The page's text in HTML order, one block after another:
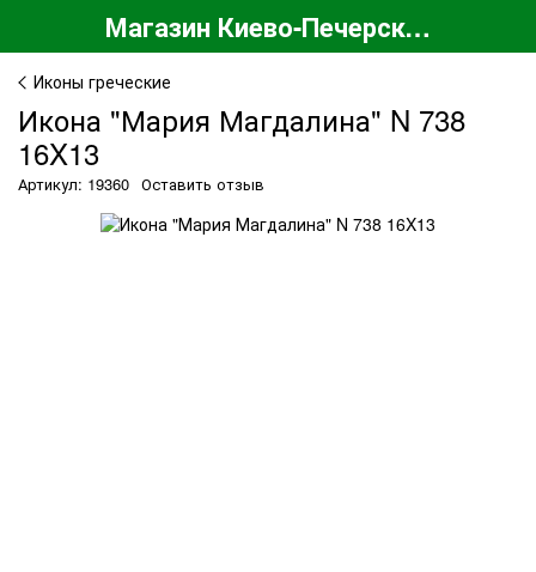
Магазин Киево-Печерской Лавры
Иконы греческие
Икона "Мария Магдалина" N 738
16X13
Артикул: 19360 Оставить отзыв